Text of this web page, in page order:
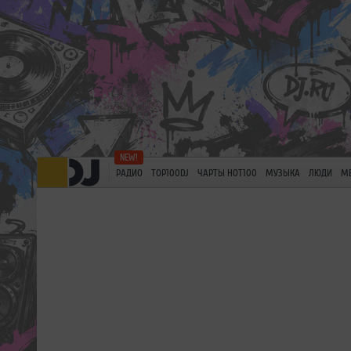
РАДИО TOP100DJ ЧАРТЫ HOT100 МУЗЫКА ЛЮДИ